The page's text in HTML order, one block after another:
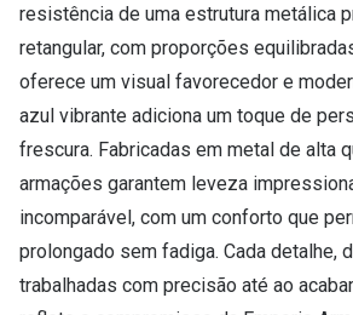
resistência de uma estrutura metálica
retangular, com proporções
oferece um visual favorecedor e
azul vibrante adiciona um toque de
frescura. Fabricadas em metal de alta
armações garantem leveza
incomparável, com um conforto que
prolongado sem fadiga. Cada detalhe,
trabalhadas com precisão até ao